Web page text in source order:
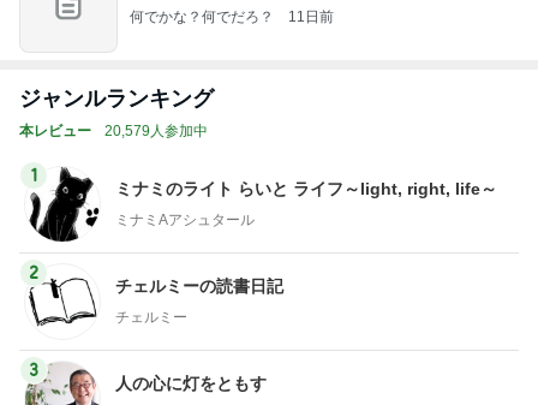
何でかな？何でだろ？ 11日前
ジャンルランキング
本レビュー 20,579人参加中
1
ミナミのライト らいと ライフ～light, right, life～
ミナミAアシュタール
2
チェルミーの読書日記
チェルミー
3
人の心に灯をともす